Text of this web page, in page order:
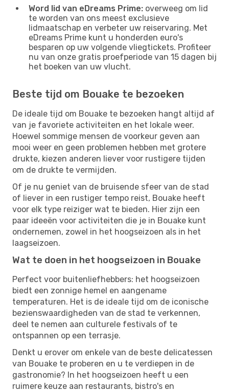
Word lid van eDreams Prime: overweeg om lid
te worden van ons meest exclusieve
lidmaatschap en verbeter uw reiservaring. Met
eDreams Prime kunt u honderden euro's
besparen op uw volgende vliegtickets. Profiteer
nu van onze gratis proefperiode van 15 dagen bij
het boeken van uw vlucht.
Beste tijd om Bouake te bezoeken
De ideale tijd om Bouake te bezoeken hangt altijd af
van je favoriete activiteiten en het lokale weer.
Hoewel sommige mensen de voorkeur geven aan
mooi weer en geen problemen hebben met grotere
drukte, kiezen anderen liever voor rustigere tijden
om de drukte te vermijden.
Of je nu geniet van de bruisende sfeer van de stad
of liever in een rustiger tempo reist, Bouake heeft
voor elk type reiziger wat te bieden. Hier zijn een
paar ideeën voor activiteiten die je in Bouake kunt
ondernemen, zowel in het hoogseizoen als in het
laagseizoen.
Wat te doen in het hoogseizoen in Bouake
Perfect voor buitenliefhebbers: het hoogseizoen
biedt een zonnige hemel en aangename
temperaturen. Het is de ideale tijd om de iconische
bezienswaardigheden van de stad te verkennen,
deel te nemen aan culturele festivals of te
ontspannen op een terrasje.
Denkt u erover om enkele van de beste delicatessen
van Bouake te proberen en u te verdiepen in de
gastronomie? In het hoogseizoen heeft u een
ruimere keuze aan restaurants, bistro's en